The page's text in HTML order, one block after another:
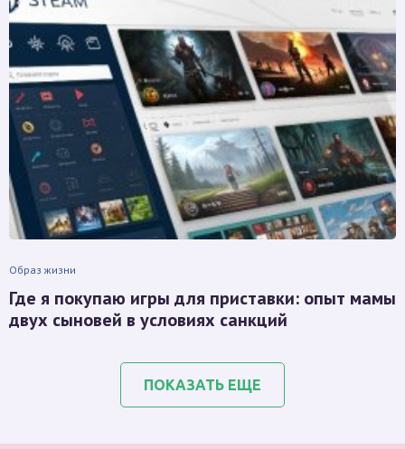
Образ жизни
Где я покупаю игры для приставки: опыт мамы
двух сыновей в условиях санкций
ПОКАЗАТЬ ЕЩЕ